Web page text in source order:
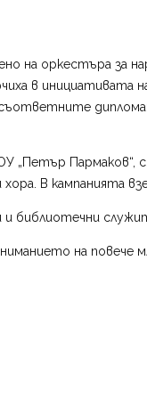
на оркестъра за
в инициативата
„Петър
В кампанията
библиотечни
на